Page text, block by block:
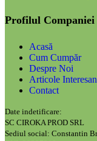
Profilul Companiei
Acasă
Cum Cumpăr
Despre Noi
Articole
Contact
Date indetificare:
SC CIROKA PROD SRL
Sediul social: Constantin